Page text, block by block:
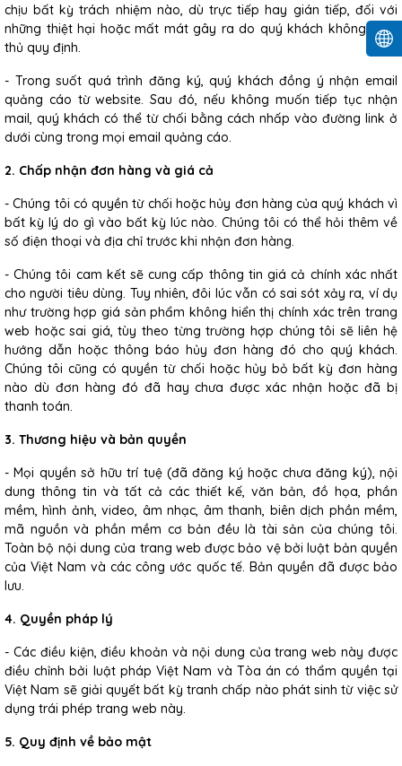
chịu bất kỳ trách nhiệm nào, dù trực tiếp hay gián tiếp, đối với
những thiệt hại hoặc mất mát gây ra do quý khách không tuân
thủ quy định.
- Trong suốt quá trình đăng ký, quý khách đồng ý nhận email
quảng cáo từ website. Sau đó, nếu không muốn tiếp tục nhận
mail, quý khách có thể từ chối bằng cách nhấp vào đường link ở
dưới cùng trong mọi email quảng cáo.
2. Chấp nhận đơn hàng và giá cả
- Chúng tôi có quyền từ chối hoặc hủy đơn hàng của quý khách vì
bất kỳ lý do gì vào bất kỳ lúc nào. Chúng tôi có thể hỏi thêm về
số điện thoại và địa chỉ trước khi nhận đơn hàng.
- Chúng tôi cam kết sẽ cung cấp thông tin giá cả chính xác nhất
cho người tiêu dùng. Tuy nhiên, đôi lúc vẫn có sai sót xảy ra, ví dụ
như trường hợp giá sản phẩm không hiển thị chính xác trên trang
web hoặc sai giá, tùy theo từng trường hợp chúng tôi sẽ liên hệ
hướng dẫn hoặc thông báo hủy đơn hàng đó cho quý khách.
Chúng tôi cũng có quyền từ chối hoặc hủy bỏ bất kỳ đơn hàng
nào dù đơn hàng đó đã hay chưa được xác nhận hoặc đã bị
thanh toán.
3. Thương hiệu và bản quyền
- Mọi quyền sở hữu trí tuệ (đã đăng ký hoặc chưa đăng ký), nội
dung thông tin và tất cả các thiết kế, văn bản, đồ họa, phần
mềm, hình ảnh, video, âm nhạc, âm thanh, biên dịch phần mềm,
mã nguồn và phần mềm cơ bản đều là tài sản của chúng tôi.
Toàn bộ nội dung của trang web được bảo vệ bởi luật bản quyền
của Việt Nam và các công ước quốc tế. Bản quyền đã được bảo
lưu.
4. Quyền pháp lý
- Các điều kiện, điều khoản và nội dung của trang web này được
điều chỉnh bởi luật pháp Việt Nam và Tòa án có thẩm quyền tại
Việt Nam sẽ giải quyết bất kỳ tranh chấp nào phát sinh từ việc sử
dụng trái phép trang web này.
5. Quy định về bảo mật